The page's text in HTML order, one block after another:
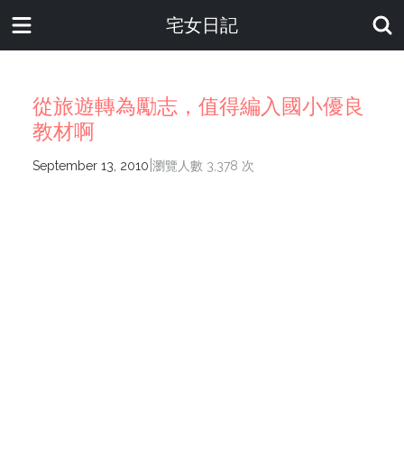
宅女日記
從旅遊轉為勵志，值得編入國小優良
教材啊
September 13, 2010 瀏覽人數 3,378 次